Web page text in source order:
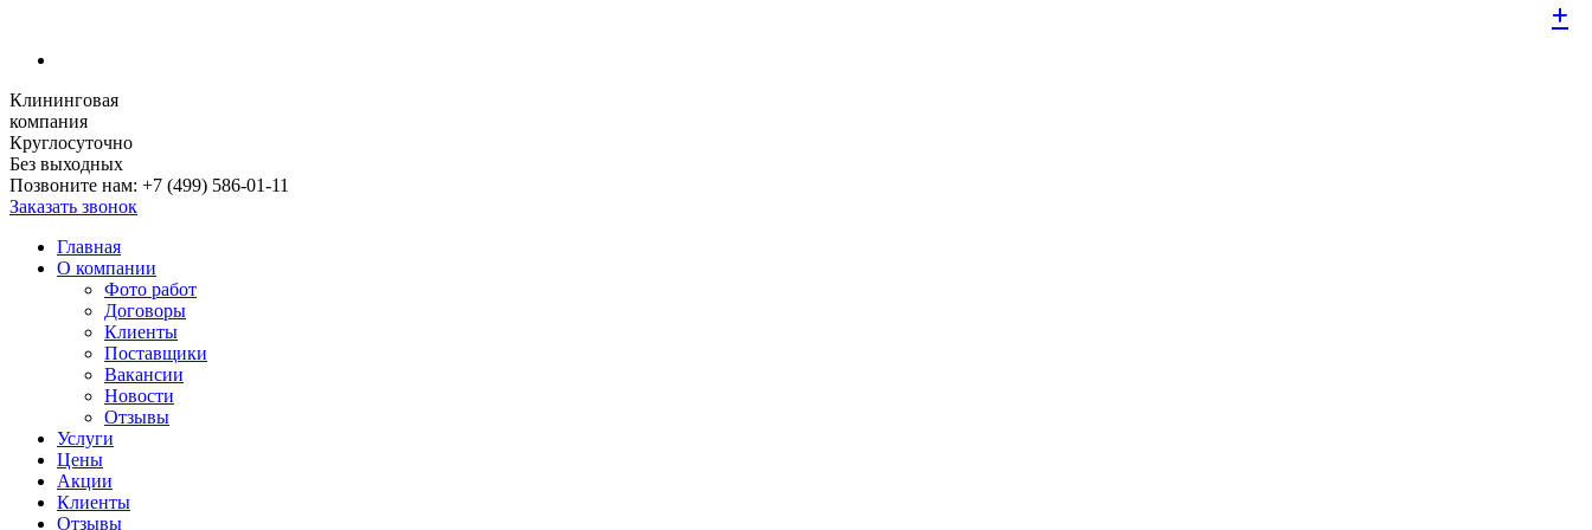
Клининговая
компания
Круглосуточно
Без выходных
Позвоните нам: +7 (499) 586-01-11
Заказать звонок
Главная
О компании
Фото работ
Договоры
Клиенты
Поставщики
Вакансии
Новости
Отзывы
Услуги
Цены
Акции
Клиенты
Отзывы
+
+
+
+
+
+
+
+
+